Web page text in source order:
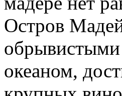
Остров
обрывистыми
океаном,